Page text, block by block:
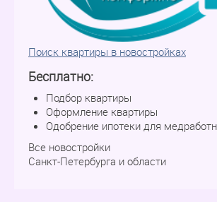
Поиск квартиры в новостройках
Бесплатно:
Подбор квартиры
Оформление квартиры
Одобрение ипотеки для
Все новостройки
Санкт-Петербурга и области